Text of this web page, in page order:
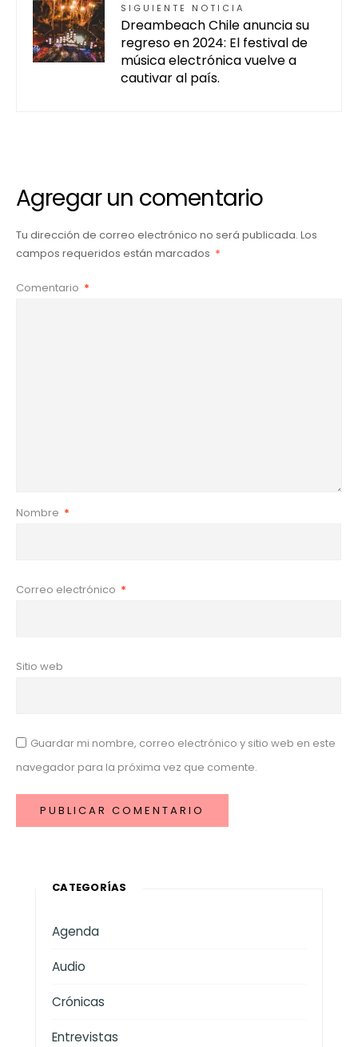
SIGUIENTE NOTICIA
Dreambeach Chile anuncia su
regreso en 2024: El festival de
música electrónica vuelve a
cautivar al país.
Agregar un comentario
Tu dirección de correo electrónico no será publicada. Los
campos requeridos están marcados *
Comentario *
Nombre *
Correo electrónico *
Sitio web
Guardar mi nombre, correo electrónico y sitio web en este
navegador para la próxima vez que comente.
CATEGORÍAS
Agenda
Audio
Crónicas
Entrevistas